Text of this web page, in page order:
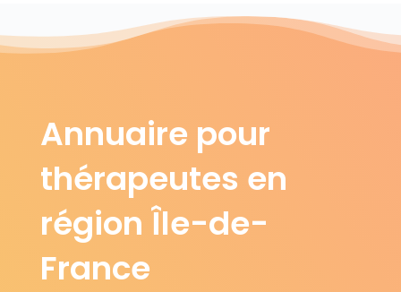
Annuaire pour
thérapeutes en
région Île-de-
France